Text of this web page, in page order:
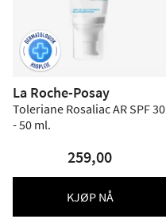
La Roche-Posay
Toleriane Rosaliac AR SPF 30
- 50 ml.
259,00
KJØP NÅ